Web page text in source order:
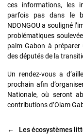
ces informations, les
parfois pas dans le
NDONGOU a souligné
problématiques
palm Gabon à préparer
des députés de la
Un rendez-vous a
prochain afin
Nationale, où seront
contributions d’Olam
←
Les écosystèmes